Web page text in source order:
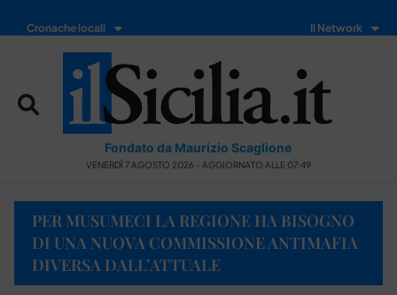
Cronache locali Il Network
Fondato da Maurizio Scaglione
VENERDÌ 7 AGOSTO 2026 - AGGIORNATO ALLE 07:49
PER MUSUMECI LA REGIONE HA BISOGNO
DI UNA NUOVA COMMISSIONE ANTIMAFIA
DIVERSA DALL’ATTUALE